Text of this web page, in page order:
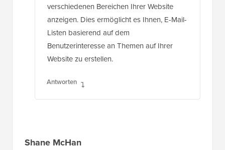
verschiedenen Bereichen Ihrer Website
anzeigen. Dies ermöglicht es Ihnen, E-Mail-
Listen basierend auf dem
Benutzerinteresse an Themen auf Ihrer
Website zu erstellen.
Antworten
Shane McHan